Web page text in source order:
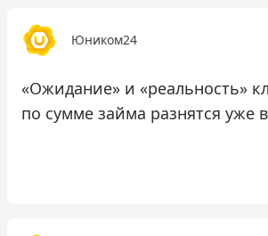
Юником24
«Ожидание» и «реальность»
по сумме займа разнятся уже